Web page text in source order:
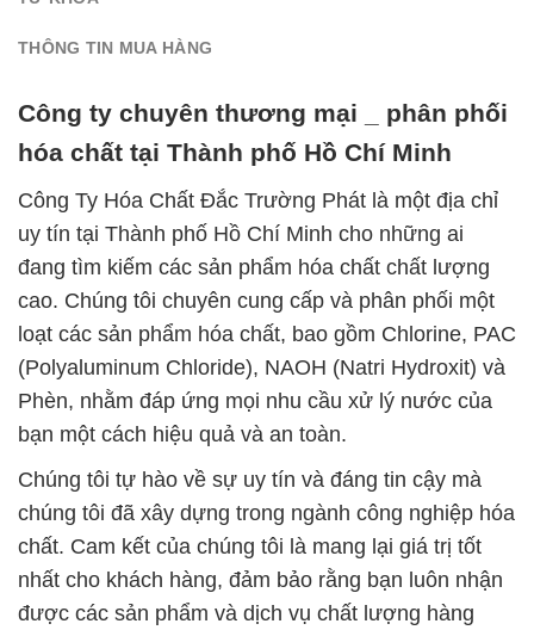
THÔNG TIN MUA HÀNG
Công ty chuyên thương mại _ phân phối
hóa chất tại Thành phố Hồ Chí Minh
Công Ty Hóa Chất Đắc Trường Phát là một địa chỉ
uy tín tại Thành phố Hồ Chí Minh cho những ai
đang tìm kiếm các sản phẩm hóa chất chất lượng
cao. Chúng tôi chuyên cung cấp và phân phối một
loạt các sản phẩm hóa chất, bao gồm Chlorine, PAC
(Polyaluminum Chloride), NAOH (Natri Hydroxit) và
Phèn, nhằm đáp ứng mọi nhu cầu xử lý nước của
bạn một cách hiệu quả và an toàn.
Chúng tôi tự hào về sự uy tín và đáng tin cậy mà
chúng tôi đã xây dựng trong ngành công nghiệp hóa
chất. Cam kết của chúng tôi là mang lại giá trị tốt
nhất cho khách hàng, đảm bảo rằng bạn luôn nhận
được các sản phẩm và dịch vụ chất lượng hàng